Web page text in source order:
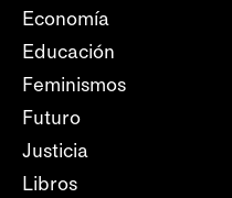
Economía
Educación
Feminismos
Futuro
Justicia
Libros